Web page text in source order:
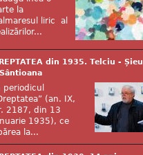
la
liric al
din 1935. Telciu - Șieu
periodicul
(an. IX,
2187, din 13
1935), ce
la...